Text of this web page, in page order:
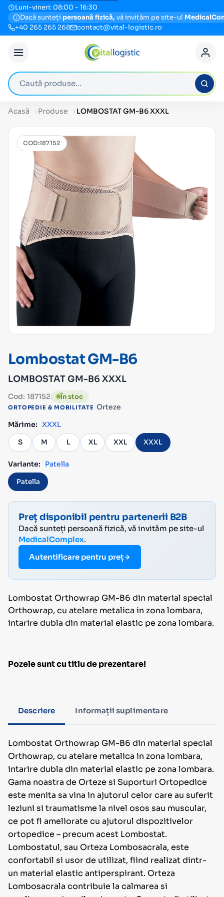
Luni-vineri: 08:00 - 16:30
Dacă sunteți persoană fizică, vă invităm pe site-ul
+40 265 265 268
contact@vital-logistic.ro
Caută produse
Acasă Produse LOMBOSTAT GM-B6 XXXL
COD:187152
Lombostat GM-B6
LOMBOSTAT GM-B6 XXXL
Cod: 187152 În stoc
ORTOPEDIE & MOBILITATE Orteze
Mărime: XXXL
S M L XL XXL XXXL
Variante: Patella
Patella
Preț disponibil pentru partenerii B2B
Dacă sunteți persoană fizică, vă invităm pe site-ul
MedicalComplex.
Autentificare pentru preț
Lombostat Orthowrap GM-B6 din material special
Orthowrap, cu atelare metalica in zona lombara,
intarire dubla din material elastic pe zona lombara.
Pozele sunt cu titlu de prezentare!
Descriere Informații suplimentare
Lombostat Orthowrap GM-B6 din material special
Orthowrap, cu atelare metalica in zona lombara,
intarire dubla din material elastic pe zona lombara.
Gama noastra de Orteze si Suporturi Ortopedice
este menita sa vina in ajutorul celor care au suferit
leziuni si traumatisme la nivel osos sau muscular,
ce pot fi ameliorate cu ajutorul dispozitivelor
ortopedice – precum acest Lombostat.
Lombostatul, sau Orteza Lombosacrala, este
confortabil si usor de utilizat, fiind realizat dintr-
un material elastic antiperspirant. Orteza
Lombosacrala contribuie la calmarea si